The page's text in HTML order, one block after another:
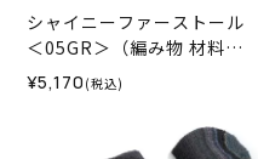
シャイニーファーストール
＜05GR＞（編み物 材料セ
ット）
¥5,170 (税込)